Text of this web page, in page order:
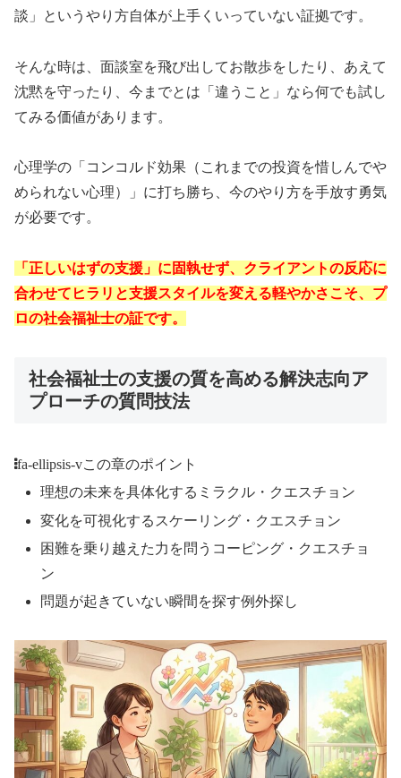
談」というやり方自体が上手くいっていない証拠です。
そんな時は、面談室を飛び出してお散歩をしたり、あえて
沈黙を守ったり、今までとは「違うこと」なら何でも試し
てみる価値があります。
心理学の「コンコルド効果（これまでの投資を惜しんでや
められない心理）」に打ち勝ち、今のやり方を手放す勇気
が必要です。
「正しいはずの支援」に固執せず、クライアントの反応に
合わせてヒラリと支援スタイルを変える軽やかさこそ、プ
ロの社会福祉士の証です。
社会福祉士の支援の質を高める解決志向ア
プローチの質問技法
fa-ellipsis-vこの章のポイント
理想の未来を具体化するミラクル・クエスチョン
変化を可視化するスケーリング・クエスチョン
困難を乗り越えた力を問うコーピング・クエスチョ
ン
問題が起きていない瞬間を探す例外探し